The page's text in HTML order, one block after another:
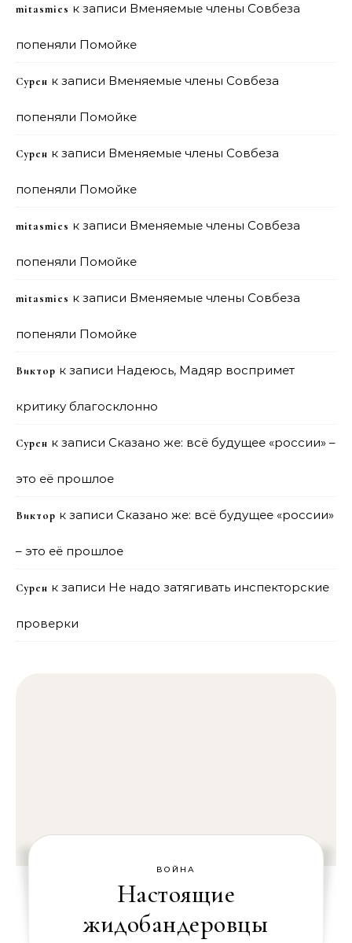
mitasmies к записи Вменяемые члены Совбеза
попеняли Помойке
Сурен к записи Вменяемые члены Совбеза
попеняли Помойке
Сурен к записи Вменяемые члены Совбеза
попеняли Помойке
mitasmies к записи Вменяемые члены Совбеза
попеняли Помойке
mitasmies к записи Вменяемые члены Совбеза
попеняли Помойке
Виктор к записи Надеюсь, Мадяр воспримет
критику благосклонно
Сурен к записи Сказано же: всё будущее «россии» –
это её прошлое
Виктор к записи Сказано же: всё будущее «россии»
– это её прошлое
Сурен к записи Не надо затягивать инспекторские
проверки
ВОЙНА
Настоящие
жидобандеровцы